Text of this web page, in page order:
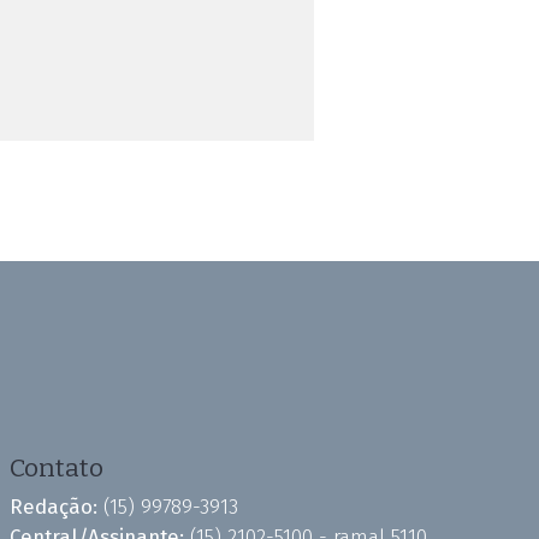
Contato
Redação: (15) 99789-3913